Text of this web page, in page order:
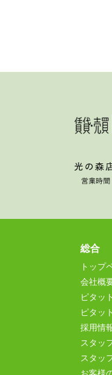
総合
トップ
会社概
ピタッ
ピタッ
採用情
スタッ
スタッ